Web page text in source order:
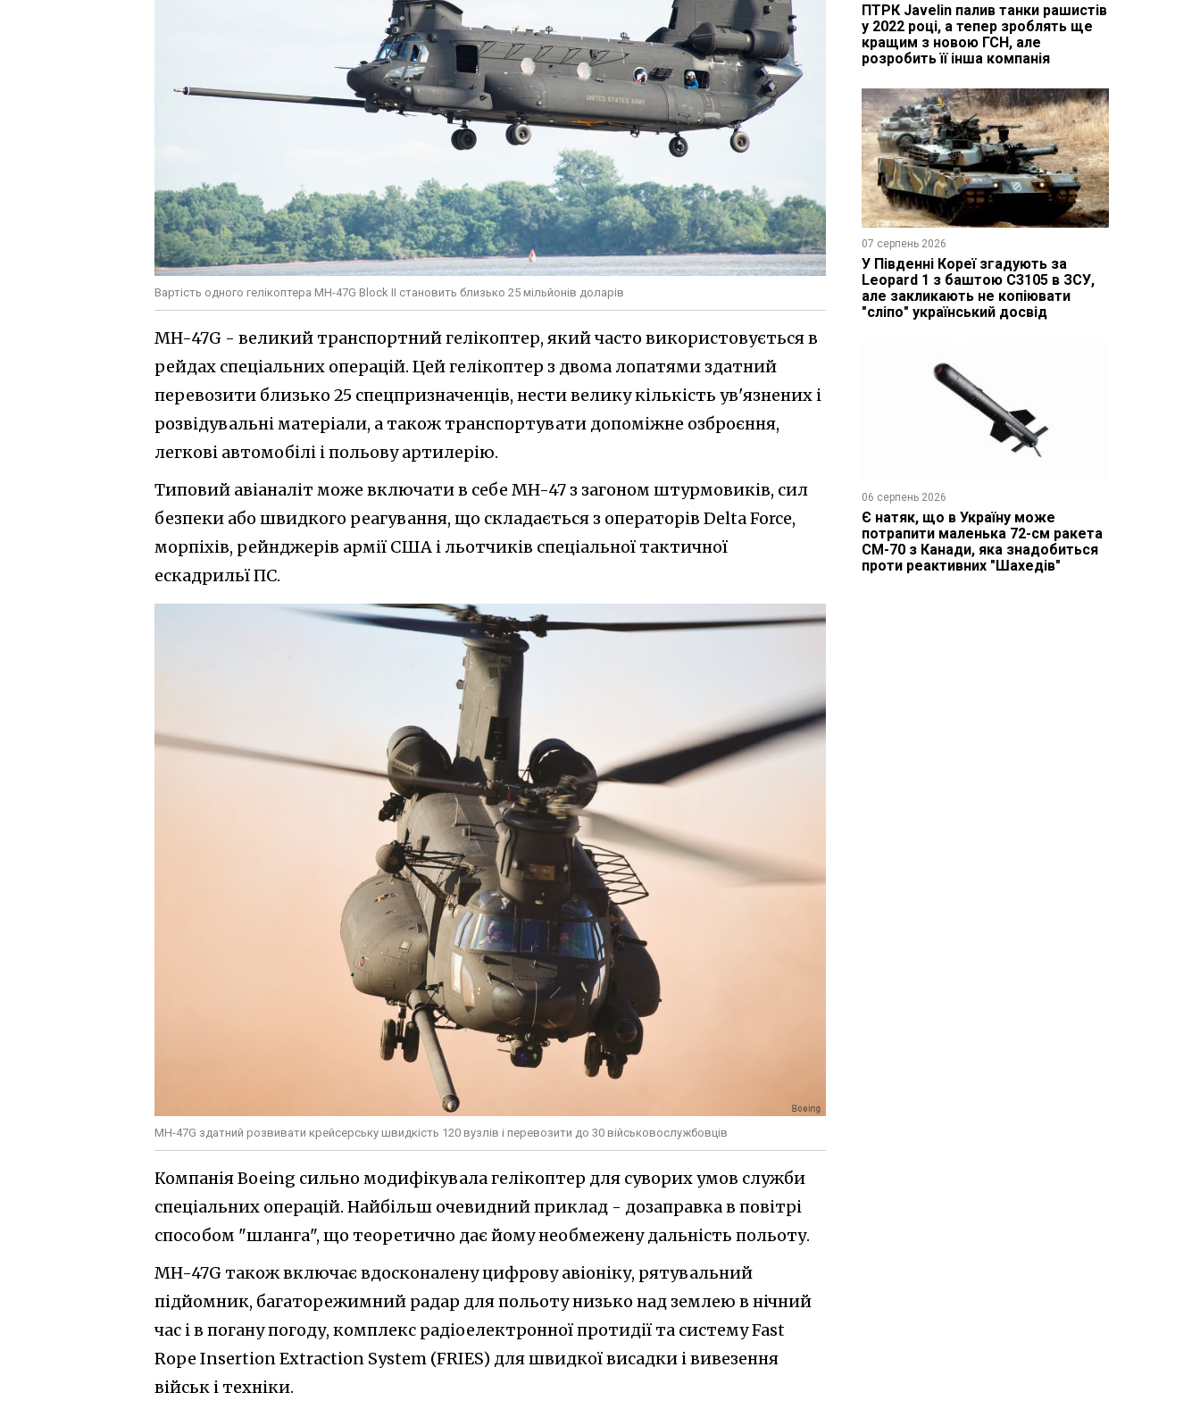
Вартість одного гелікоптера MH-47G Block II становить близько 25 мільйонів доларів
MH-47G - великий транспортний гелікоптер, який часто використовується в
рейдах спеціальних операцій. Цей гелікоптер з двома лопатями здатний
перевозити близько 25 спецпризначенців, нести велику кількість ув'язнених і
розвідувальні матеріали, а також транспортувати допоміжне озброєння,
легкові автомобілі і польову артилерію.
Типовий авіаналіт може включати в себе MH-47 з загоном штурмовиків, сил
безпеки або швидкого реагування, що складається з операторів Delta Force,
морпіхів, рейнджерів армії США і льотчиків спеціальної тактичної
ескадрильї ПС.
MH-47G здатний розвивати крейсерську швидкість 120 вузлів і перевозити до 30 військовослужбовців
Компанія Boeing сильно модифікувала гелікоптер для суворих умов служби
спеціальних операцій. Найбільш очевидний приклад - дозаправка в повітрі
способом "шланга", що теоретично дає йому необмежену дальність польоту.
MH-47G також включає вдосконалену цифрову авіоніку, рятувальний
підйомник, багаторежимний радар для польоту низько над землею в нічний
час і в погану погоду, комплекс радіоелектронної протидії та систему Fast
Rope Insertion Extraction System (FRIES) для швидкої висадки і вивезення
військ і техніки.
ПТРК Javelin палив танки рашистів
у 2022 році, а тепер зроблять ще
кращим з новою ГСН, але
розробить її інша компанія
07 серпень 2026
У Південні Кореї згадують за
Leopard 1 з баштою C3105 в ЗСУ,
але закликають не копіювати
"сліпо" український досвід
06 серпень 2026
Є натяк, що в Україну може
потрапити маленька 72-см ракета
CM-70 з Канади, яка знадобиться
проти реактивних "Шахедів"